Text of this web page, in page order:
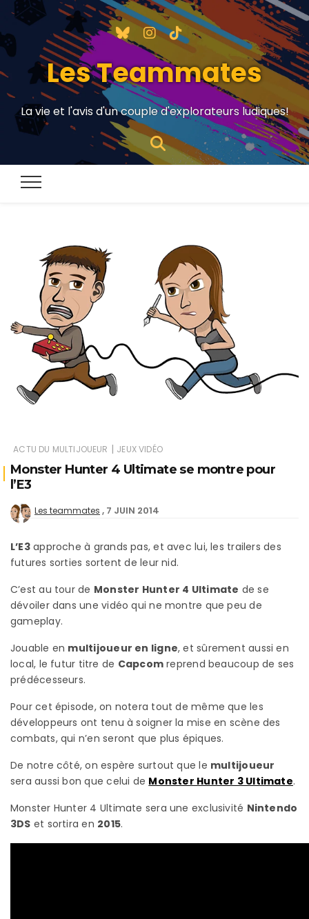
Les Teammates
La vie et l'avis d'un couple d'explorateurs ludiques!
ACTU DU MULTIJOUEUR | JEUX VIDÉO
Monster Hunter 4 Ultimate se montre pour
l’E3
Les teammates 7 JUIN 2014
L’E3approche à grands pas, et avec lui, les trailers des
futures sorties sortent de leur nid.
C’est au tour de Monster Hunter 4 Ultimate de se
dévoiler dans une vidéo qui ne montre que peu de
gameplay.
Jouable en multijoueur en ligne, et sûrement aussi en
local, le futur titre de Capcomreprend beaucoup de ses
prédécesseurs.
Pour cet épisode, on notera tout de même que les
développeurs ont tenu à soigner la mise en scène des
combats, qui n’en seront que plus épiques.
De notre côté, on espère surtout que le multijoueur
sera aussi bon que celui de Monster Hunter 3 Ultimate.
Monster Hunter 4 Ultimate sera une exclusivité Nintendo
3DS et sortira en 2015.